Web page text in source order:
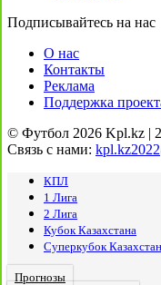
Подписывайтесь на нас
О нас
Контакты
Реклама
Поддержка
© Футбол 2026 Kpl.kz |
Связь с нами:
КПЛ
1 Лига
2 Лига
Кубок Казахстана
Суперкубок
Прогнозы